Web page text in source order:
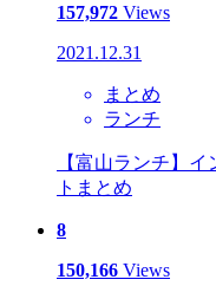
157,972 Views
2021.12.31
まとめ
ランチ
【富山ランチ】
トまとめ
8
150,166 Views